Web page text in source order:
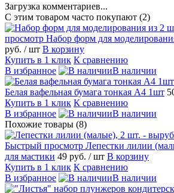
Загрузка комментариев...
С этим товаром часто покупают (2)
просмотр Набор форм для
руб. / шт В корзину
Купить в 1 клик К сравнению
В избранное
В наличии
Белая вафельная бумага тонкая А4 1шт
Купить в 1 клик К сравнению
В избранное
В наличии
Похожие товары (8)
Быстрый просмотр Лепестки лилии
для мастики 49 руб. / шт В корзину
Купить в 1 клик К сравнению
В избранное
В наличии